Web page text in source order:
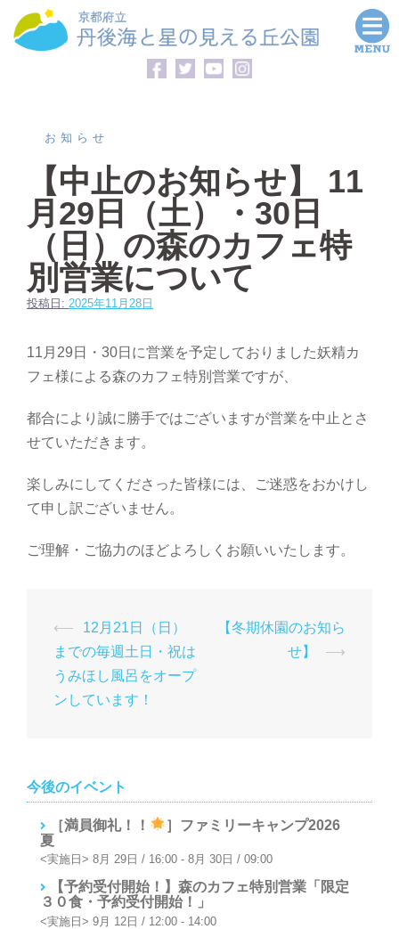
お知らせ
【中止のお知らせ】 11
月29日（土）・30日
（日）の森のカフェ特
別営業について
投稿日: 2025年11月28日
11月29日・30日に営業を予定しておりました妖精カ
フェ様による森のカフェ特別営業ですが、
都合により誠に勝手ではございますが営業を中止とさ
せていただきます。
楽しみにしてくださった皆様には、ご迷惑をおかけし
て申し訳ございません。
ご理解・ご協力のほどよろしくお願いいたします。
投
稿
ナ
ビ
シ
ョ
ン
⟵
12月21日（日）
までの毎週土日・祝は
うみほし風呂をオープ
ンしています！
【冬期休園のお知ら
せ】
⟶
今後のイベント
［満員御礼！！
］ファミリーキャンプ2026
夏
8月 29日 / 16:00 - 8月 30日 / 09:00
【予約受付開始！】森のカフェ特別営業「限定
３０食・予約受付開始！」
9月 12日 / 12:00 - 14:00